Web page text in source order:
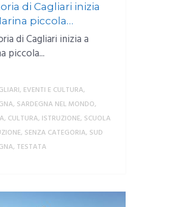
di Cagliari inizia
piccola…
di Cagliari inizia a
piccola...
, EVENTI E CULTURA,
, SARDEGNA NEL MONDO,
CULTURA, ISTRUZIONE, SCUOLA
, SENZA CATEGORIA, SUD
, TESTATA